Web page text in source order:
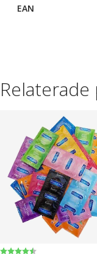
EAN
Betyg:
4.4 utav 5 stjärnor